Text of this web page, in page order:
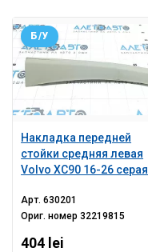
Накладка передней
стойки средняя левая
Volvo XC90 16-26 серая
Б/У
Арт.630201
Ориг. номер32219815
404 lei